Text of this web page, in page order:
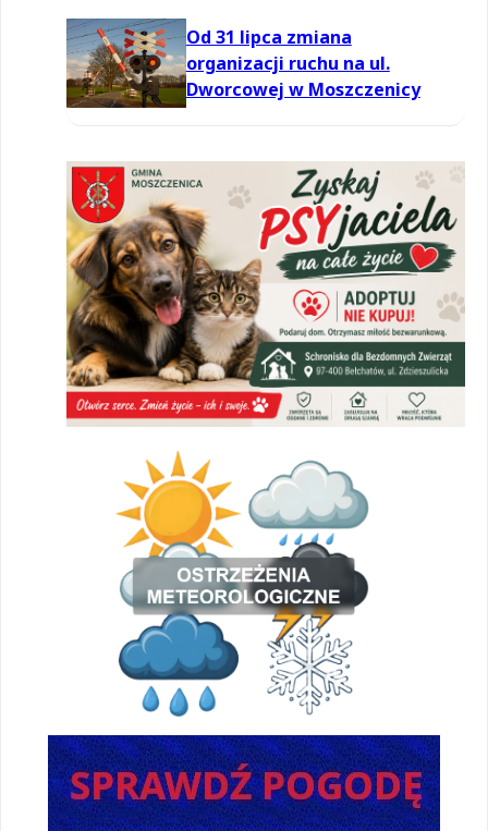
Od 31 lipca zmiana
organizacji ruchu na ul.
Dworcowej w Moszczenicy